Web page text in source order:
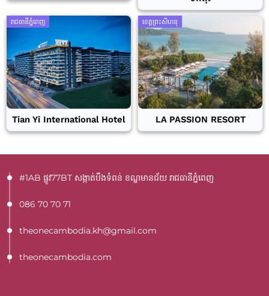
រាជធានីភ្នំពេញ
Tian Yi International Hotel
ខេត្តព្រះសីហនុ
LA PASSION RESORT
#1AB ផ្លូវ77BT​ សង្កាត់បឹងទំពន់ ខណ្ឌមានជ័យ រាជធានីភ្នំពេញ
086 70 70 71
theonecambodia.kh@gmail.com
theonecambodia.com